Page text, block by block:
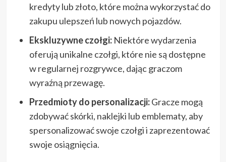
kredyty lub złoto, które można wykorzystać do
zakupu ulepszeń lub nowych pojazdów.
Ekskluzywne czołgi:Niektóre wydarzenia
oferują unikalne czołgi, które nie są dostępne
w regularnej rozgrywce, dając graczom
wyraźną przewagę.
Przedmioty do personalizacji:Gracze mogą
zdobywać skórki, naklejki lub emblematy, aby
spersonalizować swoje czołgi i zaprezentować
swoje osiągnięcia.